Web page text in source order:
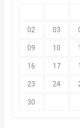
02 03
09 10
16 17
23 24
30